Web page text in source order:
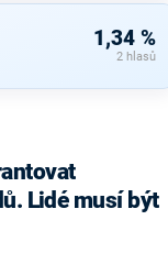
1,34 %
2 hlasů
Lidé musí být